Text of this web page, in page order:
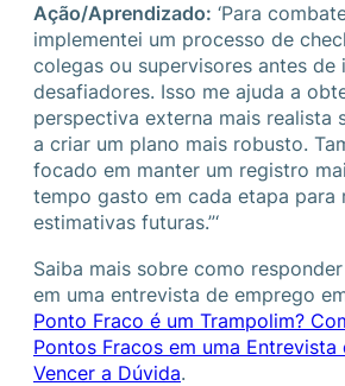
Ação/Aprendizado: ‘Para
implementei um processo de
colegas ou supervisores antes
desafiadores. Isso me ajuda a
perspectiva externa mais realista
a criar um plano mais robusto.
focado em manter um registro
tempo gasto em cada etapa para
estimativas futuras.”‘
Saiba mais sobre como
em uma entrevista de emprego
Ponto Fraco é um Trampolim?
Pontos Fracos em uma Entrevista
Vencer a Dúvida.